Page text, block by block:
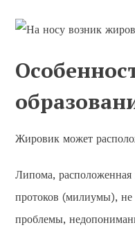
Жировик может
Липома,
протоков (милиумы), не
проблемы,